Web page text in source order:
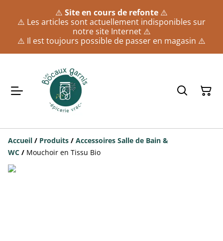
⚠️ Site en cours de refonte ⚠️
⚠️ Les articles sont actuellement indisponibles sur
notre site Internet ⚠️
⚠️ Il est toujours possible de passer en magasin ⚠️
Accueil / Produits / Accessoires Salle de Bain &
WC / Mouchoir en Tissu Bio